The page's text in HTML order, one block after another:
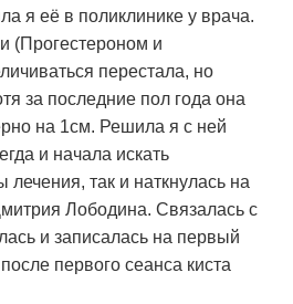
я её в поликлинике у врача.
(Прогестероном и
перестала, но
за последние пол года она
на 1см. Решила я с ней
и начала искать
так и наткнулась на
Лободина. Связалась с
и записалась на первый
первого сеанса киста
сеансы по назначению